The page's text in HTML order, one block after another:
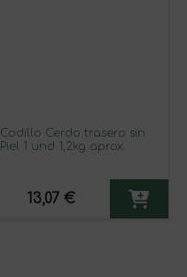
Codillo Cerdo trasero sin
Piel 1 und 1,2kg aprox.
13,07 €